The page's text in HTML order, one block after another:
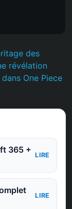
des
révélation
One Piece
365 +
LIRE
LIRE